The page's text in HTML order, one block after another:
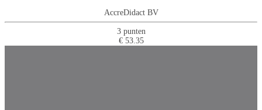
AccreDidact BV
3 punten
€ 53.35